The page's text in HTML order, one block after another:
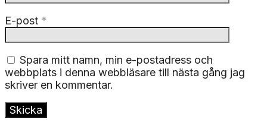
E-post *
Spara mitt namn, min e-postadress och
webbplats i denna webbläsare till nästa gång jag
skriver en kommentar.